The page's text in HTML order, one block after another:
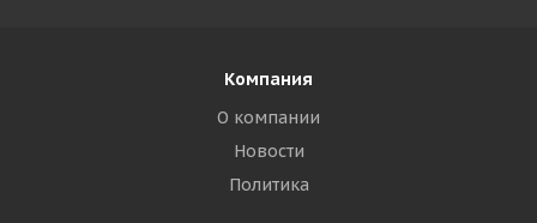
Компания
О компании
Новости
Политика